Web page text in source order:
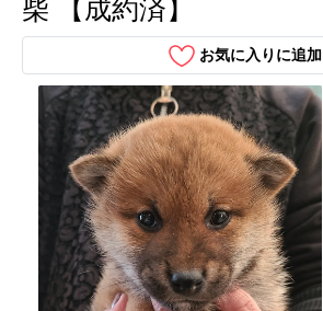
柴 【成約済】
お気に入りに追加